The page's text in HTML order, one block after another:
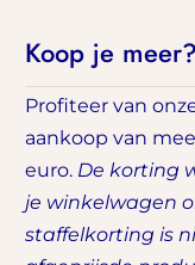
Koop je
Profiteer van
aankoop van
euro. De korting
je winkelwagen
staffelkorting is